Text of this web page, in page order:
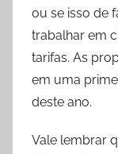
ou se isso de
trabalhar em
tarifas. As
em uma
deste ano.
Vale lembrar